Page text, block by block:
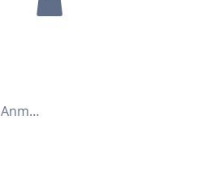
Anmelden